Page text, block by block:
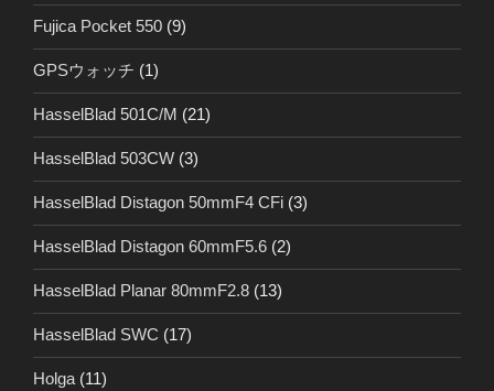
Fujica Pocket 550 (9)
GPSウォッチ (1)
HasselBlad 501C/M (21)
HasselBlad 503CW (3)
HasselBlad Distagon 50mmF4 CFi (3)
HasselBlad Distagon 60mmF5.6 (2)
HasselBlad Planar 80mmF2.8 (13)
HasselBlad SWC (17)
Holga (11)